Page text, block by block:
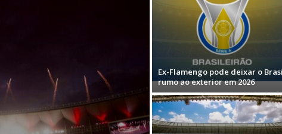
Ex-Flamengo pode deixar o
rumo ao exterior em 2026